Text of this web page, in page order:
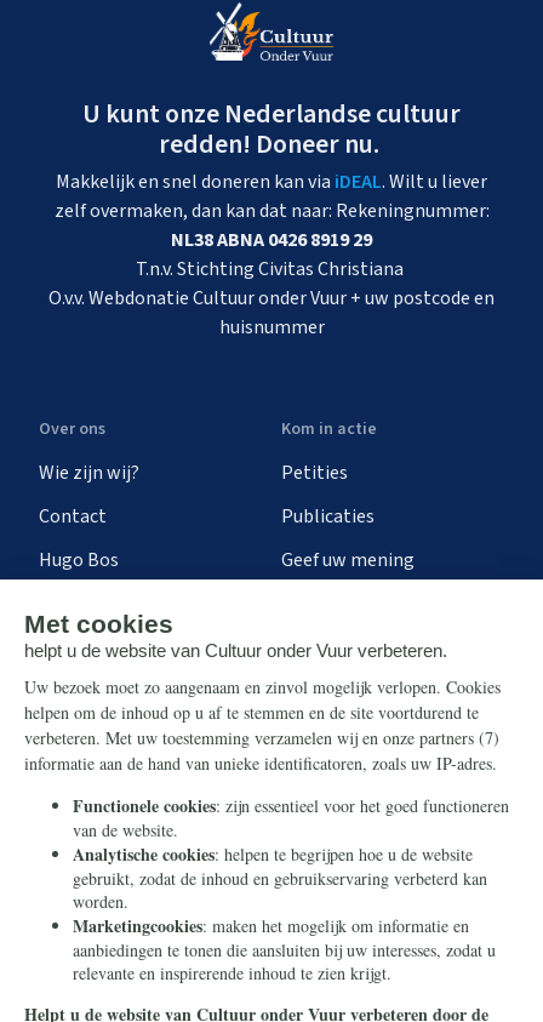
U kunt onze Nederlandse cultuur
redden! Doneer nu.
Makkelijk en snel doneren kan via iDEAL. Wilt u liever
zelf overmaken, dan kan dat naar: Rekeningnummer:
NL38 ABNA 0426 8919 29
T.n.v. Stichting Civitas Christiana
O.v.v. Webdonatie Cultuur onder Vuur + uw postcode en
huisnummer
Over ons
Wie zijn wij?
Contact
Hugo Bos
Kom in actie
Petities
Publicaties
Geef uw mening
Steun ons
Nieuwsbrief
Eenmalig
Maandelijks
Periodiek
Nalaten
Zelf overschrijven
Info
Contact
Ontvang onze Telegram-
berichten